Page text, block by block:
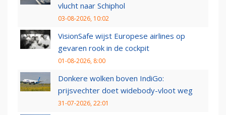
vlucht naar Schiphol
03-08-2026, 10:02
VisionSafe wijst Europese airlines op
gevaren rook in de cockpit
01-08-2026, 8:00
Donkere wolken boven IndiGo:
prijsvechter doet widebody-vloot weg
31-07-2026, 22:01